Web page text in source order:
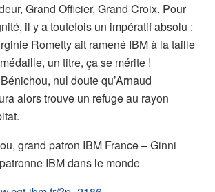
Grand Officier, Grand Croix. Pour
il y a toutefois un impératif absolu :
Rometty ait ramené IBM à la taille
un titre, ça se mérite !
nul doute qu’Arnaud
alors trouve un refuge au rayon
grand patron IBM France – Ginni
IBM dans le monde